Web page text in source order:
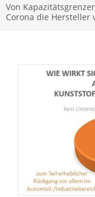
Von
Corona die Hersteller